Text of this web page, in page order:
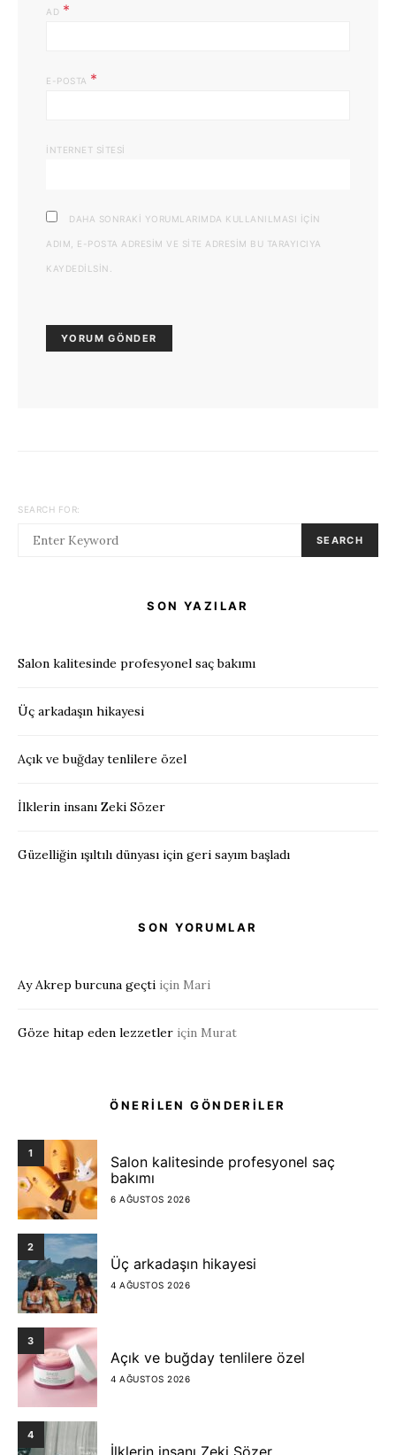
AD *
E-POSTA *
İNTERNET SITESI
DAHA SONRAKI YORUMLARIMDA KULLANILMASI IÇIN
ADIM, E-POSTA ADRESIM VE SITE ADRESIM BU TARAYICIYA
KAYDEDILSIN.
SEARCH FOR:
SEARCH
SON YAZILAR
Salon kalitesinde profesyonel saç bakımı
Üç arkadaşın hikayesi
Açık ve buğday tenlilere özel
İlklerin insanı Zeki Sözer
Güzelliğin ışıltılı dünyası için geri sayım başladı
SON YORUMLAR
Ay Akrep burcuna geçti için Mari
Göze hitap eden lezzetler için Murat
ÖNERİLEN GÖNDERİLER
1
Salon kalitesinde profesyonel saç
bakımı
6 AĞUSTOS 2026
2
Üç arkadaşın hikayesi
4 AĞUSTOS 2026
3
Açık ve buğday tenlilere özel
4 AĞUSTOS 2026
4
İlklerin insanı Zeki Sözer